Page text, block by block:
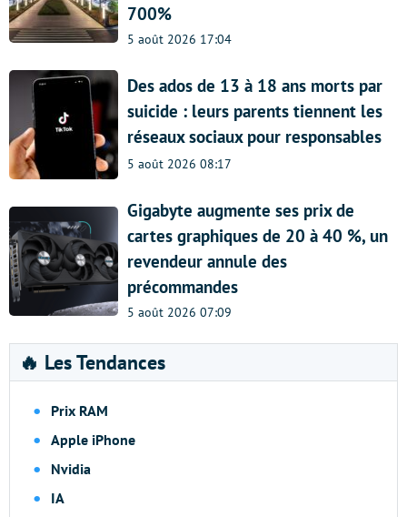
700%
5 août 2026 17:04
Des ados de 13 à 18 ans morts par
suicide : leurs parents tiennent les
réseaux sociaux pour responsables
5 août 2026 08:17
Gigabyte augmente ses prix de
cartes graphiques de 20 à 40 %, un
revendeur annule des
précommandes
5 août 2026 07:09
🔥 Les Tendances
Prix RAM
Apple iPhone
Nvidia
IA